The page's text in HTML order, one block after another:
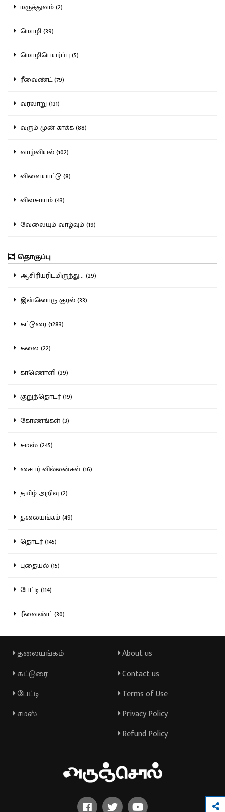
மருத்துவம் (2)
மொழி (39)
மொழிபெயர்ப்பு (5)
ரீவைண்ட் (79)
வரலாறு (131)
வரும் முன் காக்க (88)
வாழ்வியல் (102)
விளையாட்டு (8)
விவசாயம் (43)
வேலையும் வாழ்வும் (19)
தொகுப்பு
ஆசிரியரிடமிருந்து... (29)
இன்னொரு குரல் (33)
கட்டுரை (1283)
கலை (22)
காணொளி (39)
குறுந்தொடர் (19)
கோணங்கள் (3)
சமஸ் (245)
சைபர் வில்லன்கள் (16)
தமிழ் அறிவு (2)
தலையங்கம் (49)
தொடர் (145)
புதையல் (15)
பேட்டி (114)
ரீவைண்ட் (30)
தலையங்கம்
கட்டுரை
பேட்டி
சமஸ்
About us
Contact us
Terms of Use
Privacy Policy
Refund Policy